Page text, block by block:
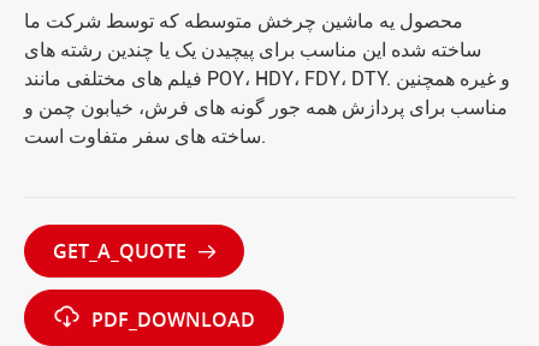
محصول يه ماشين چرخش متوسطه که توسط شرکت ما
ساخته شده این مناسب برای پیچیدن یک یا چندین رشته های
فیلم های مختلفی مانند POY، HDY، FDY، DTY. و غیره همچنین
مناسب برای پردازش همه جور گونه های فرش، خیابون چمن و
ساخته های سفر متفاوت است.
GET_A_QUOTE 
 PDF_DOWNLOAD